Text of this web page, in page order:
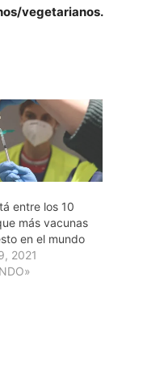
vegetarianos.
entre los 10
más vacunas
en el mundo
2021